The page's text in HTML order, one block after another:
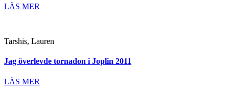
LÄS MER
Tarshis, Lauren
Jag överlevde tornadon i Joplin 2011
LÄS MER